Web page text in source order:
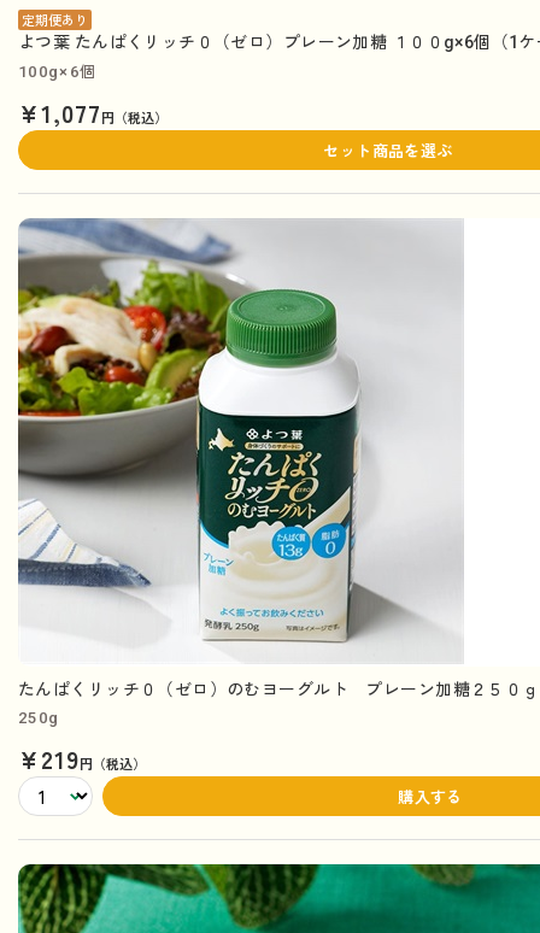
定期便あり
よつ葉 たんぱくリッチ０（ゼロ）プレーン加糖 １００g×6個（1
100g×6個
¥1,077円（税込）
セット商品を選ぶ
たんぱくリッチ０（ゼロ）のむヨーグルト プレーン加糖２５０
250g
¥219円（税込）
購入する